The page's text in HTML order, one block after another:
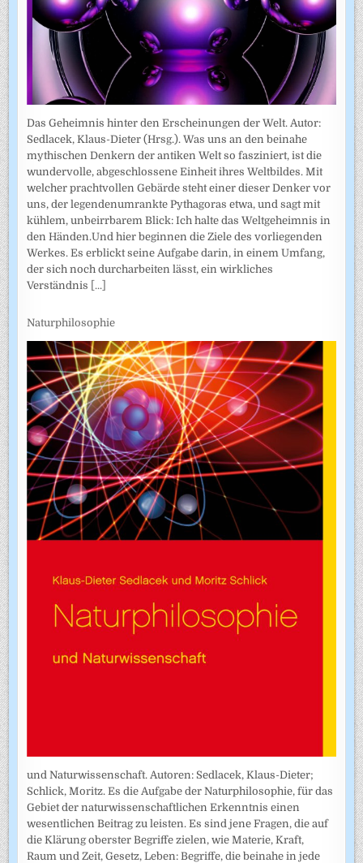
Das Geheimnis hinter den Erscheinungen der Welt. Autor:
Sedlacek, Klaus-Dieter (Hrsg.). Was uns an den beinahe
mythischen Denkern der antiken Welt so fasziniert, ist die
wundervolle, abgeschlossene Einheit ihres Weltbildes. Mit
welcher prachtvollen Gebärde steht einer dieser Denker vor
uns, der legendenumrankte Pythagoras etwa, und sagt mit
kühlem, unbeirrbarem Blick: Ich halte das Weltgeheimnis in
den Händen.Und hier beginnen die Ziele des vorliegenden
Werkes. Es erblickt seine Aufgabe darin, in einem Umfang,
der sich noch durcharbeiten lässt, ein wirkliches
Verständnis [...]
Naturphilosophie
und Naturwissenschaft. Autoren: Sedlacek, Klaus-Dieter;
Schlick, Moritz. Es die Aufgabe der Naturphilosophie, für das
Gebiet der naturwissenschaftlichen Erkenntnis einen
wesentlichen Beitrag zu leisten. Es sind jene Fragen, die auf
die Klärung oberster Begriffe zielen, wie Materie, Kraft,
Raum und Zeit, Gesetz, Leben: Begriffe, die beinahe in jede